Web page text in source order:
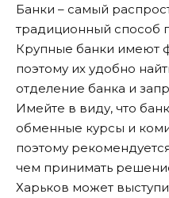
Банки – самый
традиционный способ
Крупные банки имеют
поэтому их удобно
отделение банка и
Имейте в виду, что
обменные курсы и
поэтому
чем принимать
Харьков может